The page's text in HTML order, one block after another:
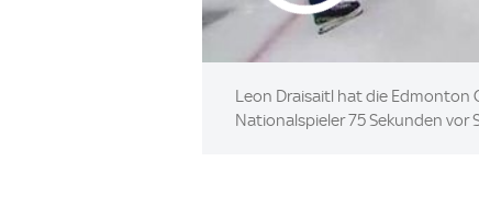
Leon Draisaitl hat die Edmonton
Nationalspieler 75 Sekunden vor